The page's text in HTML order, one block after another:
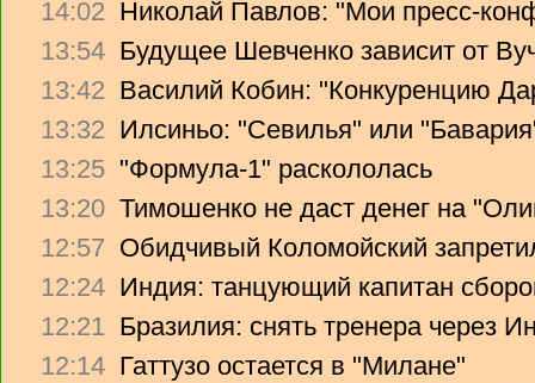
14:02 Николай Павлов: "Мои пресс-
13:54 Будущее Шевченко зависит от
13:42 Василий Кобин: "Конкуренцию
13:32 Илсиньо: "Севилья" или
13:25 "Формула-1" раскололась
13:20 Тимошенко не даст денег на
12:57 Обидчивый Коломойский
12:24 Индия: танцующий капитан
12:21 Бразилия: снять тренера через
12:14 Гаттузо остается в "Милане"